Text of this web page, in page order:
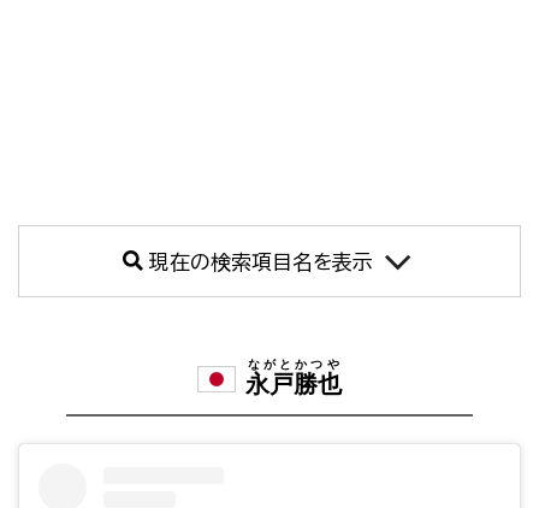
現在の検索項目名を表示
永戸勝也
ながとかつや